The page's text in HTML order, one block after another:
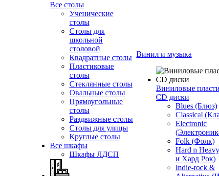
Все столы
Ученические
столы
Столы для
школьной
столовой
Квадратные столы
Пластиковые
столы
Стеклянные столы
Овальные столы
Прямоугольные
столы
Раздвижные столы
Столы для улицы
Круглые столы
Все шкафы
Шкафы ЛДСП
Винил и музыка
Виниловые
CD диски
Blues (Блюз)
Classical
Electronic
Folk (Фолк)
Hard n
и Хард Рок)
Indie-rock &